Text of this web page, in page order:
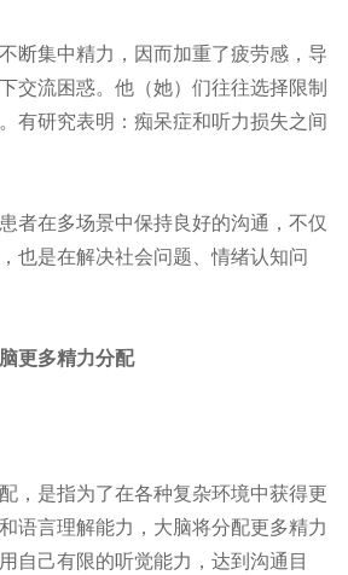
集中精力，因而加重了疲劳感，导
交流困惑。他（她）们往往选择限制
有研究表明：痴呆症和听力损失之间
在多场景中保持良好的沟通，不仅
也是在解决社会问题、情绪认知问
更多精力分配
是指为了在各种复杂环境中获得更
语言理解能力，大脑将分配更多精力
自己有限的听觉能力，达到沟通目